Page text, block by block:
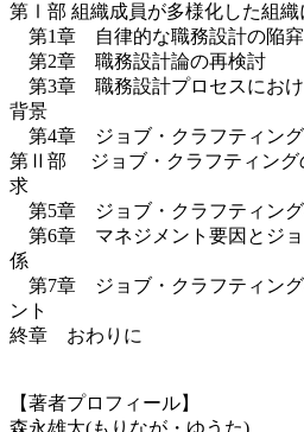
第Ⅰ部 組織成員が多様化した組
第1章 自律的な職務設計の陥穽
第2章 職務設計論の再検討
第3章 職務設計プロセスにおけ
背景
第4章 ジョブ・クラフティング
第Ⅱ部 ジョブ・クラフティング
求
第5章 ジョブ・クラフティング
第6章 マネジメント要因とジョ
係
第7章 ジョブ・クラフティング
ント
終章 おわりに
【著者プロフィール】
森永雄太(もりなが・ゆうた)